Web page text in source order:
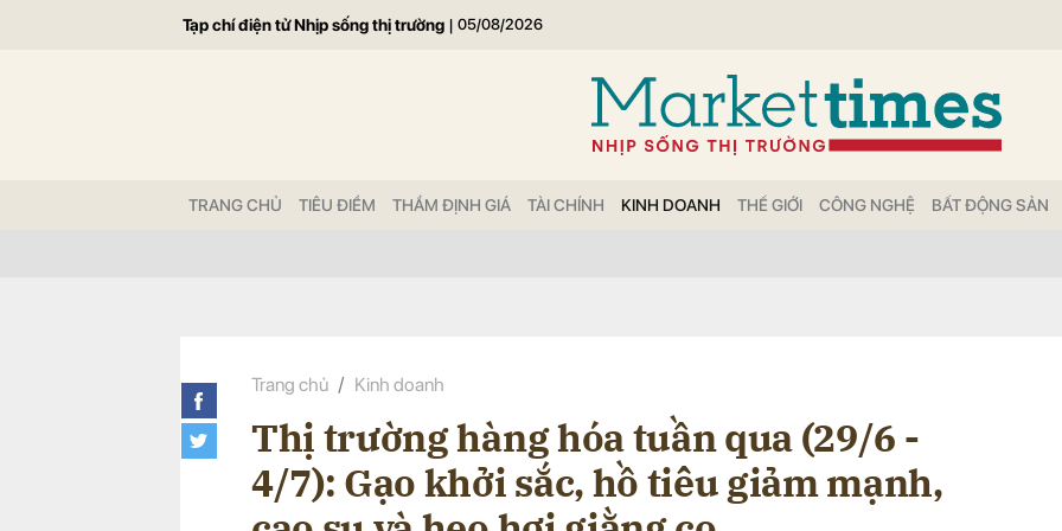
Tạp chí điện tử Nhịp sống thị trường | 05/08/2026
TRANG CHỦ TIÊU ĐIỂM THẨM ĐỊNH GIÁ TÀI CHÍNH KINH DOANH THẾ GIỚI CÔNG NGHỆ BẤT ĐỘNG SẢN
Trang chủ Kinh doanh
Thị trường hàng hóa tuần qua (29/6 -
4/7): Gạo khởi sắc, hồ tiêu giảm mạnh,
Gửi bình luận